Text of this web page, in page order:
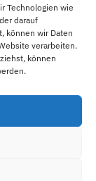
Technologien wie
darauf
können wir Daten
verarbeiten.
können
1-3 Tage